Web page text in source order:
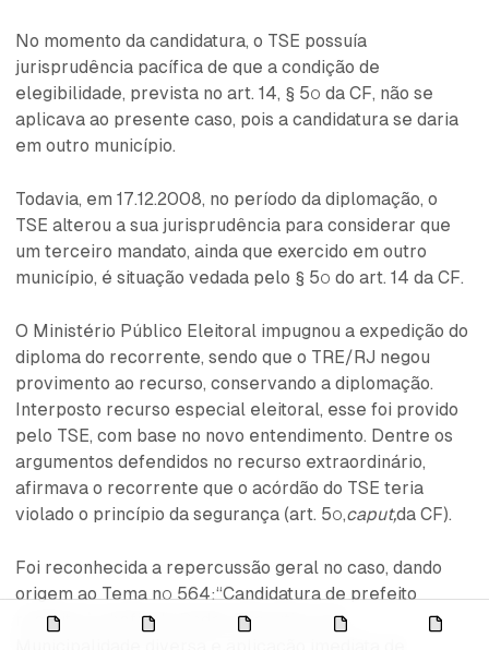
No momento da candidatura, o TSE possuía
jurisprudência pacífica de que a condição de
elegibilidade, prevista no art. 14, § 5º da CF, não se
aplicava ao presente caso, pois a candidatura se daria
em outro município.
Todavia, em 17.12.2008, no período da diplomação, o
TSE alterou a sua jurisprudência para considerar que
um terceiro mandato, ainda que exercido em outro
município, é situação vedada pelo § 5º do art. 14 da CF.
O Ministério Público Eleitoral impugnou a expedição do
diploma do recorrente, sendo que o TRE/RJ negou
provimento ao recurso, conservando a diplomação.
Interposto recurso especial eleitoral, esse foi provido
pelo TSE, com base no novo entendimento. Dentre os
argumentos defendidos no recurso extraordinário,
afirmava o recorrente que o acórdão do TSE teria
violado o princípio da segurança (art. 5º,caput,da CF).
Foi reconhecida a repercussão geral no caso, dando
origem ao Tema nº 564:“Candidatura de prefeito
reeleito à chefia do Poder Executivo em
ApresentaçãoEdições
Normas
Código